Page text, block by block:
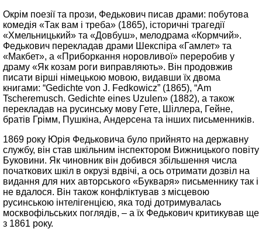
Окрім поезії та прози, Федькович писав драми: побутова
комедія «Так вам і треба» (1865), історичні трагедії
«Хмельницький» та «Довбуш», мелодрама «Кормчий».
Федькович перекладав драми Шекспіра «Гамлет» та
«Макбет», а «Приборкання норовливої» переробив у
драму «Як козам роги виправляють». Він продовжив
писати вірші німецькою мовою, видавши їх двома
книгами: “Gedichte von J. Fedkowicz” (1865), “Am
Tscheremusch. Gedichte eines Uzulen» (1882), а також
перекладав на русинську мову Гете, Шіллера, Гейне,
братів Грімм, Пушкіна, Андерсена та інших письменників.
1869 року Юрія Федьковича було прийнято на державну
службу, він став шкільним інспектором Вижницького повіту
Буковини. Як чиновник він добився збільшення числа
початкових шкіл в окрузі вдвічі, а ось отримати дозвіл на
видання для них авторського «Букваря» письменнику так і
не вдалося. Він також конфліктував з місцевою
русинською інтелігенцією, яка тоді дотримувалась
москвофільських поглядів, – а їх Федькович критикував ще
з 1861 року.